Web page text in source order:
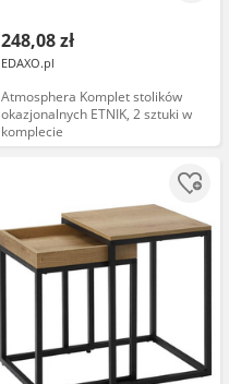
248,08 zł
EDAXO.pl
Atmosphera Komplet stolików
okazjonalnych ETNIK, 2 sztuki w
komplecie